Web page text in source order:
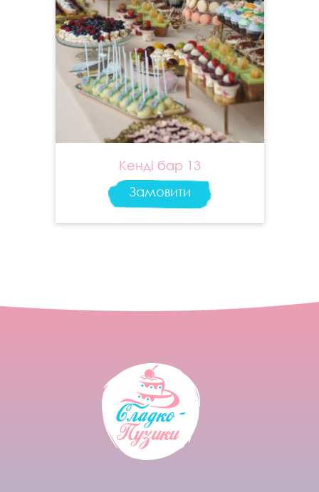
Кенді бар 13
Замовити